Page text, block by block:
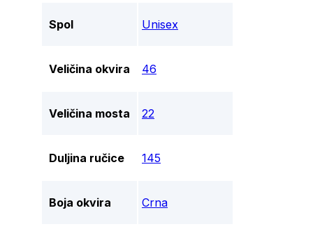
Spol Unisex
Veličina okvira 46
Veličina mosta 22
Duljina ručice 145
Boja okvira Crna